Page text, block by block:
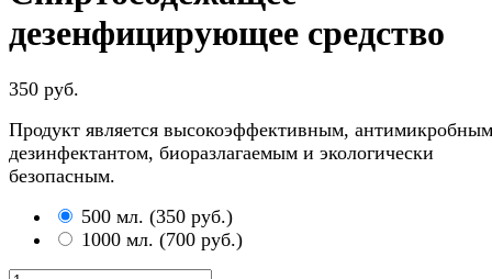
дезенфицирующее средство
350 руб.
Продукт является высокоэффективным, антимикробным
дезинфектантом, биоразлагаемым и экологически
безопасным.
500 мл. (350 руб.)
1000 мл. (700 руб.)